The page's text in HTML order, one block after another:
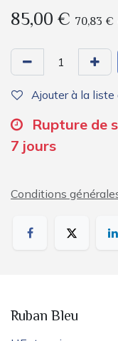
85,00€ 70,83 €
Ajouter à la liste
Rupture de
7 jours
Conditions
Ruban Bleu